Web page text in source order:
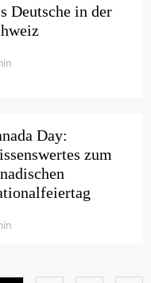
Deutsche in der
Day:
zum